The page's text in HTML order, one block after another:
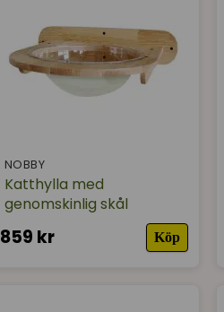
NOBBY
Katthylla med
genomskinlig skål
859 kr Köp